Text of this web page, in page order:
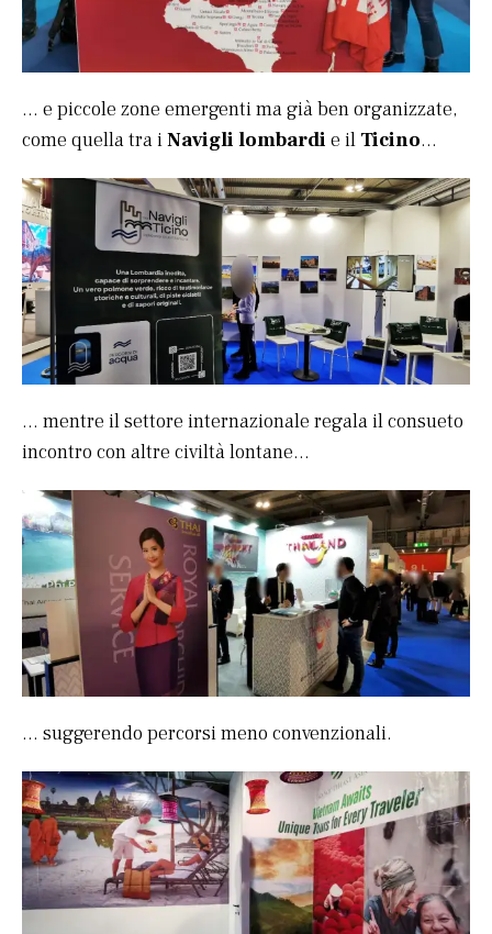
… e piccole zone emergenti ma già ben organizzate,
come quella tra iNavigli lombardi e il Ticino…
… mentre il settore internazionale regala il consueto
incontro con altre civiltà lontane…
… suggerendo percorsi meno convenzionali.